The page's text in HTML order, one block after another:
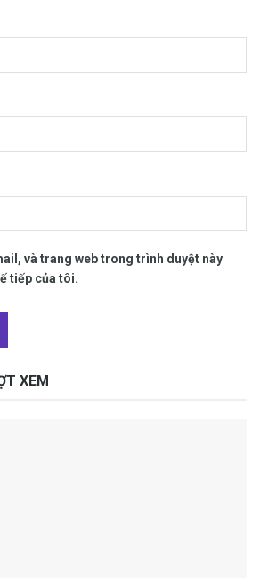
và trang web trong trình duyệt này
tiếp của tôi.
XEM